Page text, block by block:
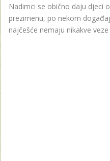
Nadimci se obično daju djeci
prezimenu, po nekom
najčešće nemaju nikakve